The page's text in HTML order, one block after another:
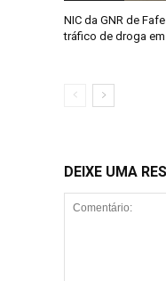
NIC da GNR de
tráfico de droga
DEIXE UMA